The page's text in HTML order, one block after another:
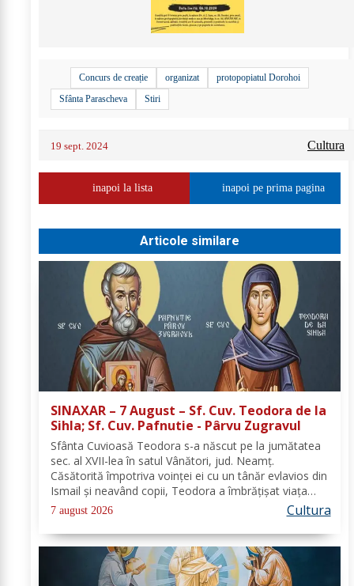
Concurs de creație organizat
protopopiatul Dorohoi
Sfânta Parascheva
Stiri
19 sept. 2024 Cultura
inapoi la lista inapoi pe prima pagina
Articole similare
SINAXAR – 7 August – Sf. Cuv. Teodora de la
Sihla; Sf. Cuv. Pafnutie - Pârvu Zugravul
Sfânta Cuvioasă Teodora s-a născut pe la jumătatea
sec. al XVII-lea în satul Vânători, jud. Neamţ.
Căsătorită împotriva voinţei ei cu un tânăr evlavios din
Ismail şi neavând copii, Teodora a îmbrăţişat viaţa
monahală la Schitul Vărzăreşti, Vrancea, iar soţul ei,
de asemenea, s-a călugărit la...
7 august 2026 Cultura